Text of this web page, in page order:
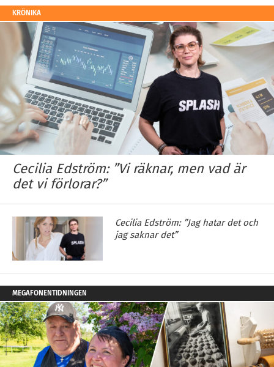
KRÖNIKA
Cecilia Edström: ”Vi räknar, men vad är
det vi förlorar?”
Cecilia Edström: ”Jag hatar det och
jag saknar det”
MEGAFONENTIDNINGEN